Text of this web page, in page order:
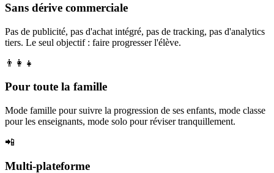
Sans dérive commerciale
Pas de publicité, pas d'achat intégré, pas de tracking, pas d'analytics
tiers. Le seul objectif : faire progresser l'élève.
👨‍👩‍👧
Pour toute la famille
Mode famille pour suivre la progression de ses enfants, mode classe
pour les enseignants, mode solo pour réviser tranquillement.
📲
Multi-plateforme